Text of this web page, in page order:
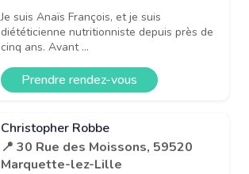
Je suis Anaïs François, et je suis
diététicienne nutritionniste depuis près de
cinq ans. Avant ...
Prendre rendez-vous
Christopher Robbe
📍 30 Rue des Moissons, 59520
Marquette-lez-Lille